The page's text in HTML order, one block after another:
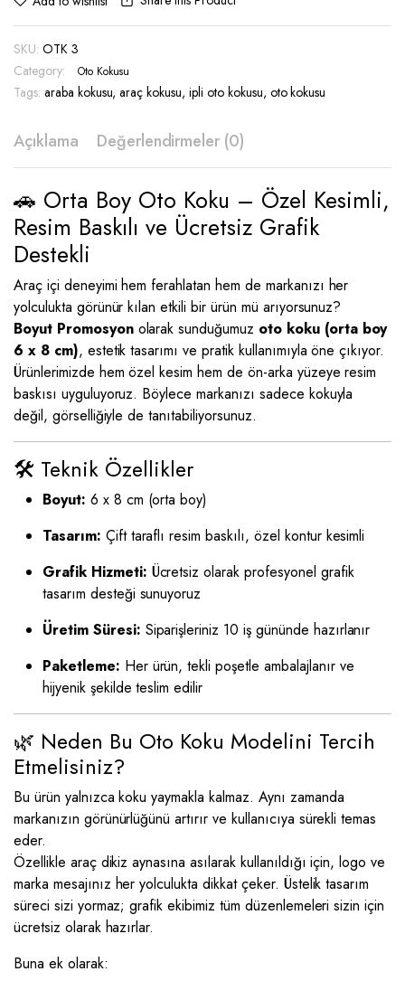
OTK
3
quantity
SKU: OTK 3
Category:
Oto Kokusu
Tags: araba kokusu,araç kokusu,ipli oto kokusu, oto kokusu
Açıklama Değerlendirmeler (0)
🚗 Orta Boy Oto Koku – Özel Kesimli,
Resim Baskılı ve Ücretsiz Grafik
Destekli
Araç içi deneyimi hem ferahlatan hem de markanızı her
yolculukta görünür kılan etkili bir ürün mü arıyorsunuz?
Boyut Promosyonolarak sunduğumuz oto koku (orta boy
6 x 8 cm), estetik tasarımı ve pratik kullanımıyla öne çıkıyor.
Ürünlerimizde hem özel kesim hem de ön-arka yüzeye resim
baskısı uyguluyoruz. Böylece markanızı sadece kokuyla
değil, görselliğiyle de tanıtabiliyorsunuz.
🛠️ Teknik Özellikler
Boyut: 6 x 8 cm (orta boy)
Tasarım: Çift taraflı resim baskılı, özel kontur kesimli
Grafik Hizmeti: Ücretsiz olarak profesyonel grafik
tasarım desteği sunuyoruz
Üretim Süresi: Siparişleriniz 10 iş gününde hazırlanır
Paketleme: Her ürün, tekli poşetle ambalajlanır ve
hijyenik şekilde teslim edilir
🌿 Neden Bu Oto Koku Modelini Tercih
Etmelisiniz?
Bu ürün yalnızca koku yaymakla kalmaz. Aynı zamanda
markanızın görünürlüğünü artırır ve kullanıcıya sürekli temas
eder.
Özellikle araç dikiz aynasına asılarak kullanıldığı için, logo ve
marka mesajınız her yolculukta dikkat çeker. Üstelik tasarım
süreci sizi yormaz; grafik ekibimiz tüm düzenlemeleri sizin için
ücretsiz olarak hazırlar.
Buna ek olarak: